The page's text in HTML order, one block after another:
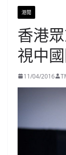
港聞
香港
視中
11/04/2016